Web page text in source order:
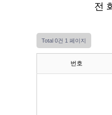
전
Total 0건 1 페이지
번호